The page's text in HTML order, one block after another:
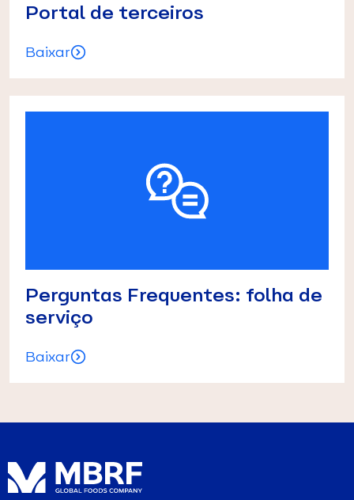
Portal de terceiros
Baixar
Perguntas Frequentes: folha de
serviço
Baixar